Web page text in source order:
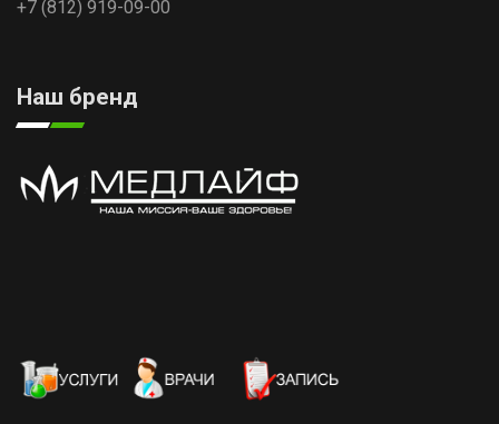
+7 (812) 919-09-00
Наш бренд